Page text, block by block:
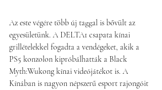
Az este végére több új taggal is bővült az
egyesületünk. A DELTA1 csapata kínai
grillételekkel fogadta a vendégeket, akik a
PS5 konzolon kipróbálhatták a Black
Myth:Wukong kínai videójátékot is. A
Kínában is nagyon népszerű esport rajongóit